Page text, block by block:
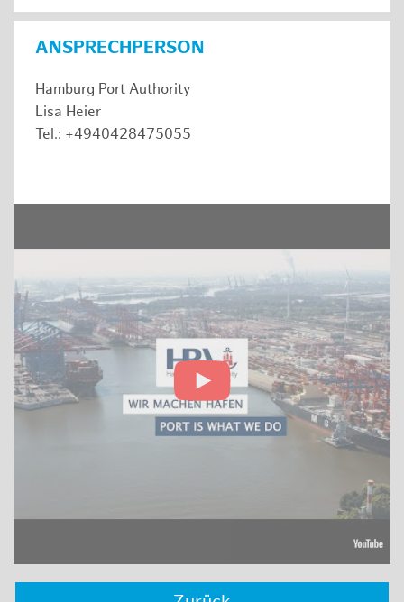
ANSPRECHPERSON
Hamburg Port Authority
Lisa Heier
Tel.: +4940428475055